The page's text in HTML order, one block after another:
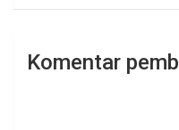
Komentar